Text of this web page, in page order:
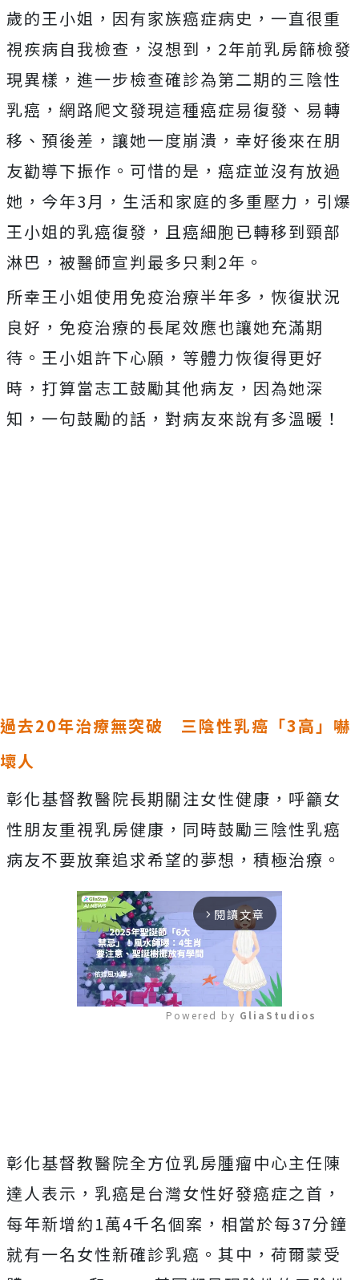
歲的王小姐，因有家族癌症病史，一直很重
視疾病自我檢查，沒想到，2年前乳房篩檢發
現異樣，進一步檢查確診為第二期的三陰性
乳癌，網路爬文發現這種癌症易復發、易轉
移、預後差，讓她一度崩潰，幸好後來在朋
友勸導下振作。可惜的是，癌症並沒有放過
她，今年3月，生活和家庭的多重壓力，引爆
王小姐的乳癌復發，且癌細胞已轉移到頸部
淋巴，被醫師宣判最多只剩2年。
所幸王小姐使用免疫治療半年多，恢復狀況
良好，免疫治療的長尾效應也讓她充滿期
待。王小姐許下心願，等體力恢復得更好
時，打算當志工鼓勵其他病友，因為她深
知，一句鼓勵的話，對病友來說有多溫暖！
過去20年治療無突破 三陰性乳癌「3高」嚇
壞人
彰化基督教醫院長期關注女性健康，呼籲女
性朋友重視乳房健康，同時鼓勵三陰性乳癌
病友不要放棄追求希望的夢想，積極治療。
arrow_forward_ios 閱讀文章
Powered by GliaStudios
彰化基督教醫院全方位乳房腫瘤中心主任陳
達人表示，乳癌是台灣女性好發癌症之首，
每年新增約1萬4千名個案，相當於每37分鐘
就有一名女性新確診乳癌。其中，荷爾蒙受